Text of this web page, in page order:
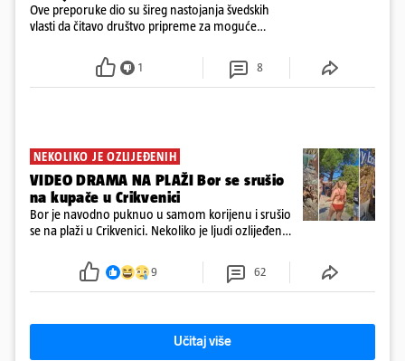
Ove preporuke dio su šireg nastojanja švedskih
vlasti da čitavo društvo pripreme za moguće
1 8
NEKOLIKO JE OZLIJEĐENIH
VIDEO DRAMA NA PLAŽI Bor se srušio
na kupače u Crikvenici
Bor je navodno puknuo u samom korijenu i srušio
se na plaži u Crikvenici. Nekoliko je ljudi ozlijeđeno,
9 62
Učitaj više